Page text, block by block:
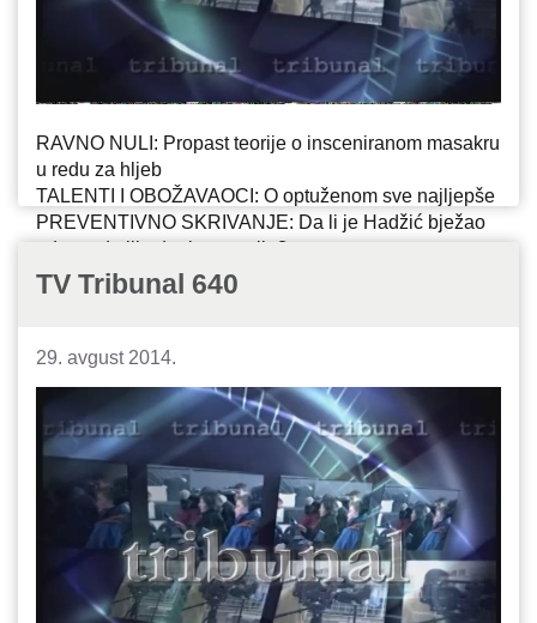
RAVNO NULI: Propast teorije o insceniranom masakru
u redu za hljeb
TALENTI I OBOŽAVAOCI: O optuženom sve najljepše
PREVENTIVNO SKRIVANJE: Da li je Hadžić bježao
od pravde ili od reintegracije?
PROFIL SARAJEVSKIH ČETNIKA: Nisu zločinci nego
TV Tribunal 640
29. avgust 2014.